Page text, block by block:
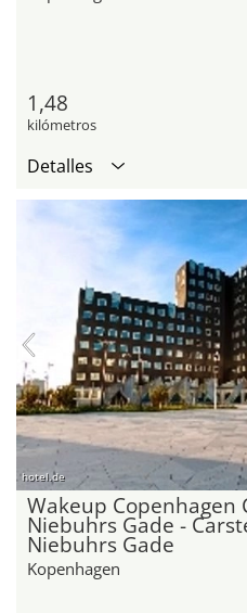
1,48
kilómetros
Detalles
hotel.de
Wakeup Copenhagen
Niebuhrs Gade -
Niebuhrs Gade
Kopenhagen